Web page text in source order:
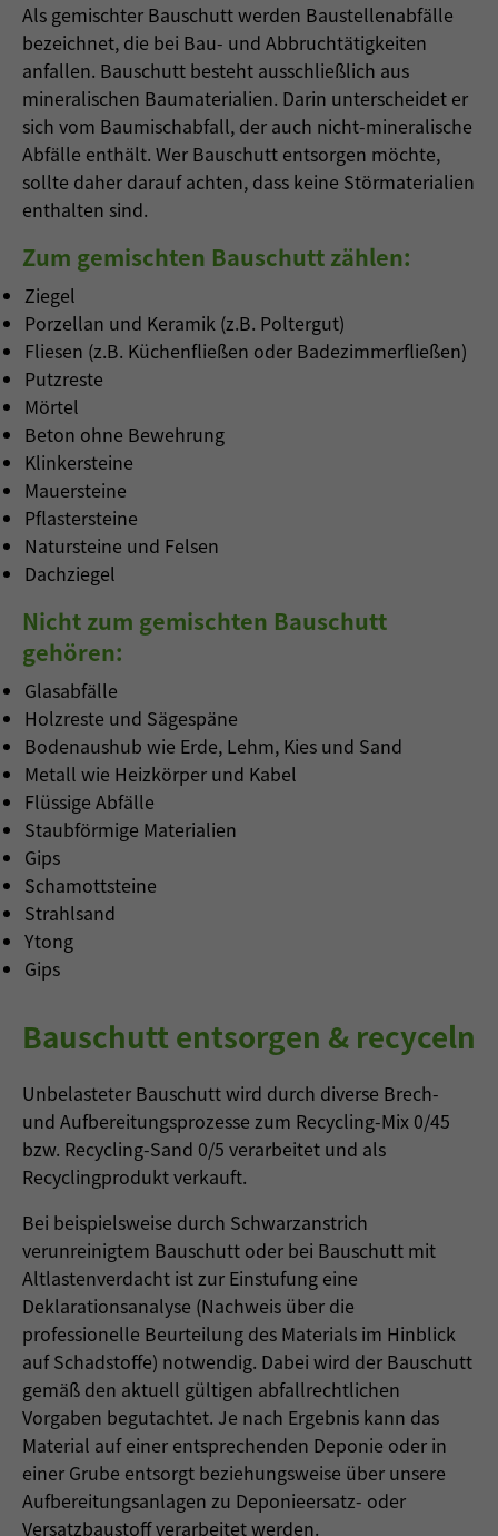
Als gemischter Bauschutt werden Baustellenabfälle
bezeichnet, die bei Bau- und Abbruchtätigkeiten
anfallen. Bauschutt besteht ausschließlich aus
mineralischen Baumaterialien. Darin unterscheidet er
sich vom Baumischabfall, der auch nicht-mineralische
Abfälle enthält. Wer Bauschutt entsorgen möchte,
sollte daher darauf achten, dass keine Störmaterialien
enthalten sind.
Zum gemischten Bauschutt zählen:
Ziegel
Porzellan und Keramik (z.B. Poltergut)
Fliesen (z.B. Küchenfließen oder Badezimmerfließen)
Putzreste
Mörtel
Beton ohne Bewehrung
Klinkersteine
Mauersteine
Pflastersteine
Natursteine und Felsen
Dachziegel
Nicht zum gemischten Bauschutt
gehören:
Glasabfälle
Holzreste und Sägespäne
Bodenaushub wie Erde, Lehm, Kies und Sand
Metall wie Heizkörper und Kabel
Flüssige Abfälle
Staubförmige Materialien
Gips
Schamottsteine
Strahlsand
Ytong
Gips
Bauschutt entsorgen & recyceln
Unbelasteter Bauschutt wird durch diverse Brech-
und Aufbereitungsprozesse zum Recycling-Mix 0/45
bzw. Recycling-Sand 0/5 verarbeitet und als
Recyclingprodukt verkauft.
Bei beispielsweise durch Schwarzanstrich
verunreinigtem Bauschutt oder bei Bauschutt mit
Altlastenverdacht ist zur Einstufung eine
Deklarationsanalyse (Nachweis über die
professionelle Beurteilung des Materials im Hinblick
auf Schadstoffe) notwendig. Dabei wird der Bauschutt
gemäß den aktuell gültigen abfallrechtlichen
Vorgaben begutachtet. Je nach Ergebnis kann das
Material auf einer entsprechenden Deponie oder in
einer Grube entsorgt beziehungsweise über unsere
Aufbereitungsanlagen zu Deponieersatz- oder
Versatzbaustoff verarbeitet werden.